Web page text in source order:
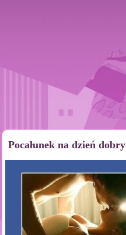
Pocałunek na dzień dobry